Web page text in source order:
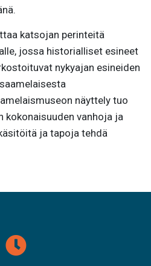
katsojan perinteitä
jossa historialliset esineet
nykyajan esineiden
näyttely tuo
kokonaisuuden vanhoja ja
ja tapoja tehdä